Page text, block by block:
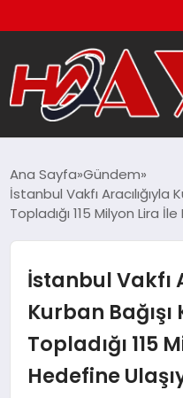
DÜNYA
MAGAZIN
Ana Sayfa Gündem
İstanbul Vakfı Aracılığıyla
Topladığı 115 Milyon Lira
İstanbul Vakfı
Kurban
Topladığı 115
Hedefine